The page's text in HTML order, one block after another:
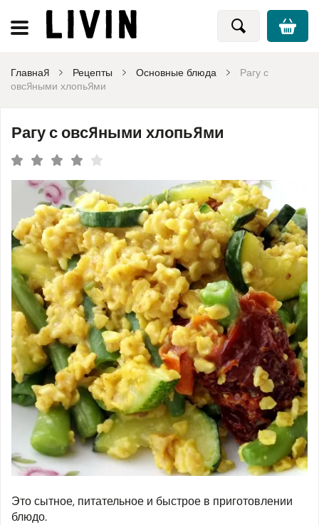
Главная Рецепты Основные блюда
Рагу с
овсяными хлопьями
Рагу с овсяными хлопьями
Это сытное, питательное и быстрое в приготовлении
блюдо.